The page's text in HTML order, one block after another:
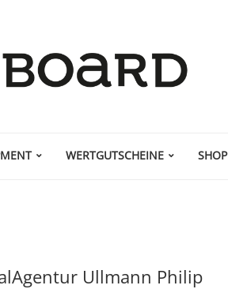
WERTGUTSCHEINE SHOP
Ullmann Philip